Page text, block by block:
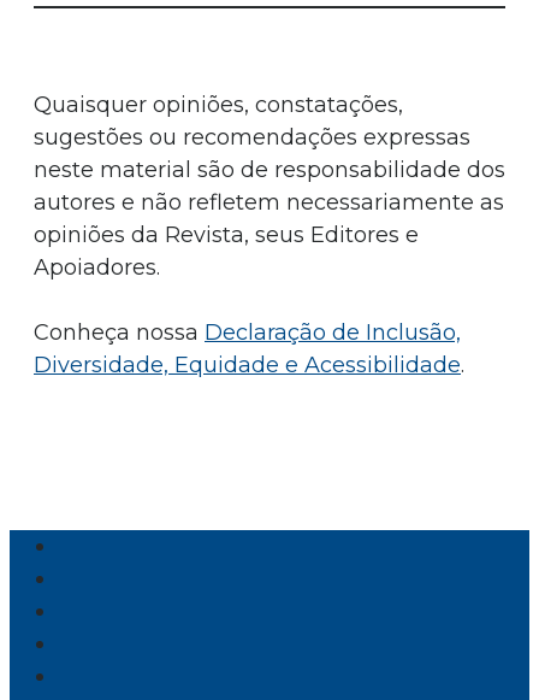
Quaisquer opiniões, constatações,
sugestões ou recomendações expressas
neste material são de responsabilidade dos
autores e não refletem necessariamente as
opiniões da Revista, seus Editores e
Apoiadores.
Conheça nossa Declaração de Inclusão,
Diversidade, Equidade e Acessibilidade.